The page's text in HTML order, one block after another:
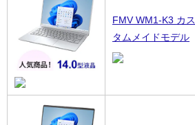
FMV WM1-K3 カス
タムメイドモデル